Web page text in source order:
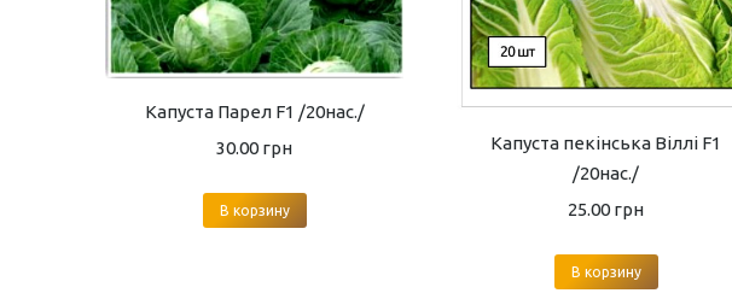
Капуста Парел F1 /20нас./
30.00 грн
В корзину
Капуста пекінська Віллі F1
/20нас./
25.00 грн
В корзину